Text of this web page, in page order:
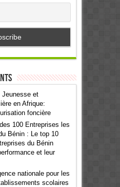
Jeunesse et
en Afrique:
foncière
100 Entreprises les
Bénin : Le top 10
du Bénin
et leur
nationale pour les
scolaires